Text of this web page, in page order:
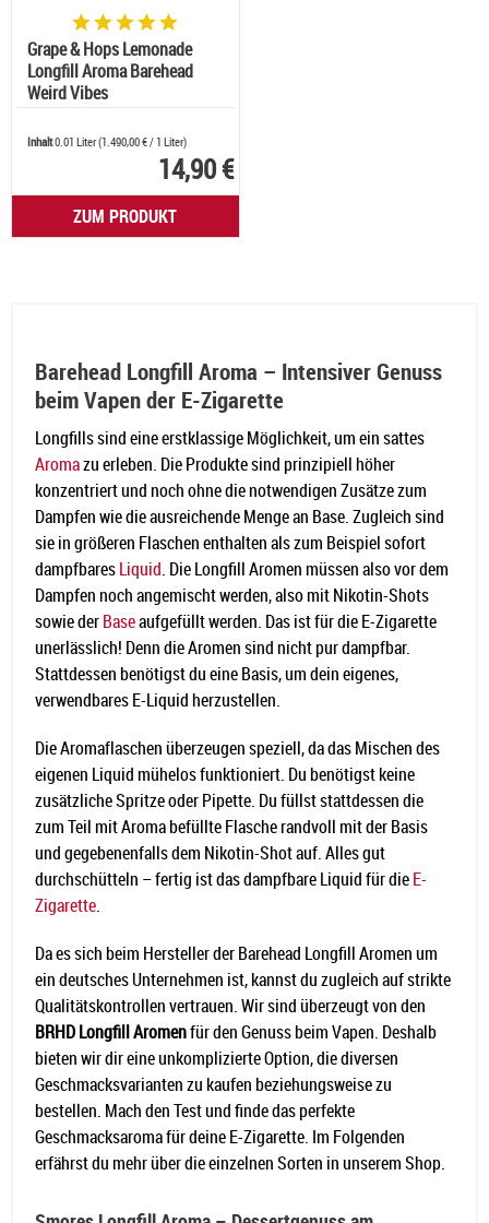
Grape & Hops Lemonade
Longfill Aroma Barehead
Weird Vibes
Inhalt0.01 Liter(1.490,00 €/ 1 Liter)
14,90 €
ZUM PRODUKT
Barehead Longfill Aroma – Intensiver Genuss
beim Vapen der E-Zigarette
Longfills sind eine erstklassige Möglichkeit, um ein sattes
Aromazu erleben. Die Produkte sind prinzipiell höher
konzentriert und noch ohne die notwendigen Zusätze zum
Dampfen wie die ausreichende Menge an Base. Zugleich sind
sie in größeren Flaschen enthalten als zum Beispiel sofort
dampfbaresLiquid. Die Longfill Aromen müssen also vor dem
Dampfen noch angemischt werden, also mit Nikotin-Shots
sowie derBaseaufgefüllt werden. Das ist für die E-Zigarette
unerlässlich! Denn die Aromen sind nicht pur dampfbar.
Stattdessen benötigst du eine Basis, um dein eigenes,
verwendbares E-Liquid herzustellen.
Die Aromaflaschen überzeugen speziell, da das Mischen des
eigenen Liquid mühelos funktioniert. Du benötigst keine
zusätzliche Spritze oder Pipette. Du füllst stattdessen die
zum Teil mit Aroma befüllte Flasche randvoll mit der Basis
und gegebenenfalls dem Nikotin-Shot auf. Alles gut
durchschütteln – fertig ist das dampfbare Liquid für dieE-
Zigarette.
Da es sich beim Hersteller der Barehead Longfill Aromen um
ein deutsches Unternehmen ist, kannst du zugleich auf strikte
Qualitätskontrollen vertrauen. Wir sind überzeugt von den
BRHD Longfill Aromenfür den Genuss beim Vapen. Deshalb
bieten wir dir eine unkomplizierte Option, die diversen
Geschmacksvarianten zu kaufen beziehungsweise zu
bestellen. Mach den Test und finde das perfekte
Geschmacksaroma für deine E-Zigarette. Im Folgenden
erfährst du mehr über die einzelnen Sorten in unserem Shop.